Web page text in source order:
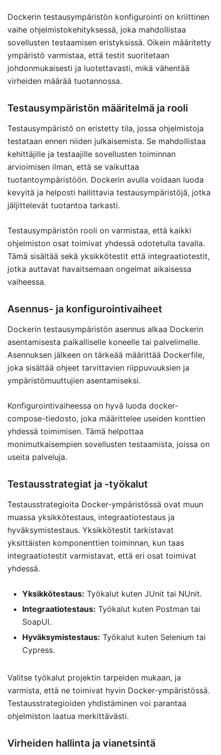
Dockerin testausympäristön konfigurointi on kriittinen
vaihe ohjelmistokehityksessä, joka mahdollistaa
sovellusten testaamisen eristyksissä. Oikein määritetty
ympäristö varmistaa, että testit suoritetaan
johdonmukaisesti ja luotettavasti, mikä vähentää
virheiden määrää tuotannossa.
Testausympäristön määritelmä ja rooli
Testausympäristö on eristetty tila, jossa ohjelmistoja
testataan ennen niiden julkaisemista. Se mahdollistaa
kehittäjille ja testaajille sovellusten toiminnan
arvioimisen ilman, että se vaikuttaa
tuotantoympäristöön. Dockerin avulla voidaan luoda
kevyitä ja helposti hallittavia testausympäristöjä, jotka
jäljittelevät tuotantoa tarkasti.
Testausympäristön rooli on varmistaa, että kaikki
ohjelmiston osat toimivat yhdessä odotetulla tavalla.
Tämä sisältää sekä yksikkötestit että integraatiotestit,
jotka auttavat havaitsemaan ongelmat aikaisessa
vaiheessa.
Asennus- ja konfigurointivaiheet
Dockerin testausympäristön asennus alkaa Dockerin
asentamisesta paikalliselle koneelle tai palvelimelle.
Asennuksen jälkeen on tärkeää määrittää Dockerfile,
joka sisältää ohjeet tarvittavien riippuvuuksien ja
ympäristömuuttujien asentamiseksi.
Konfigurointivaiheessa on hyvä luoda docker-
compose-tiedosto, joka määrittelee useiden konttien
yhdessä toimimisen. Tämä helpottaa
monimutkaisempien sovellusten testaamista, joissa on
useita palveluja.
Testausstrategiat ja -työkalut
Testausstrategioita Docker-ympäristössä ovat muun
muassa yksikkötestaus, integraatiotestaus ja
hyväksymistestaus. Yksikkötestit tarkistavat
yksittäisten komponenttien toiminnan, kun taas
integraatiotestit varmistavat, että eri osat toimivat
yhdessä.
Yksikkötestaus: Työkalut kuten JUnit tai NUnit.
Integraatiotestaus: Työkalut kuten Postman tai
SoapUI.
Hyväksymistestaus: Työkalut kuten Selenium tai
Cypress.
Valitse työkalut projektin tarpeiden mukaan, ja
varmista, että ne toimivat hyvin Docker-ympäristössä.
Testausstrategioiden yhdistäminen voi parantaa
ohjelmiston laatua merkittävästi.
Virheiden hallinta ja vianetsintä